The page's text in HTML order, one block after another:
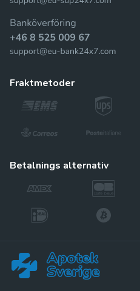
fraktmetoder
betalnings alternativ